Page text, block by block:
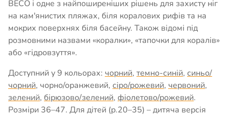
BECO і одне з найпоширеніших рішень для захисту ніг
на кам'янистих пляжах, біля коралових рифів та на
мокрих поверхнях біля басейну. Також відомі під
розмовними назвами «коралки», «тапочки для коралів»
або «гідровзуття».
Доступний у 9 кольорах: чорний, темно-синій, синьо/
чорний, чорно/оранжевий, сіро/рожевий, червоний,
зелений, бірюзово/зелений, фіолетово/рожевий.
Розміри 36–47. Для дітей (р.20–35) – дитяча версія